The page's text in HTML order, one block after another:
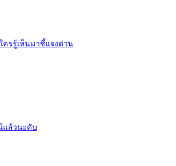
ครรู้เห็นมาชี้แจงด่วน
แล้วนะคับ